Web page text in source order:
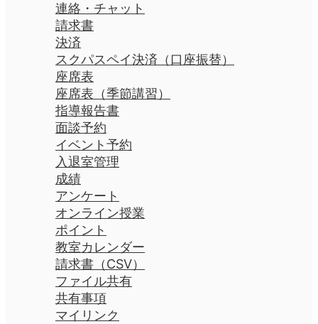
連絡・チャット
請求書
ファイル共有
指導報告書
入退室管理
座席表
アンケート
面談予約
成績
ポイント
イベント予約
オンライン授業
マイリンク
決済
座席表（季節講習）
請求書（CSV）
教室カレンダー
スクパスペイ決済（口座振替）
共有事項